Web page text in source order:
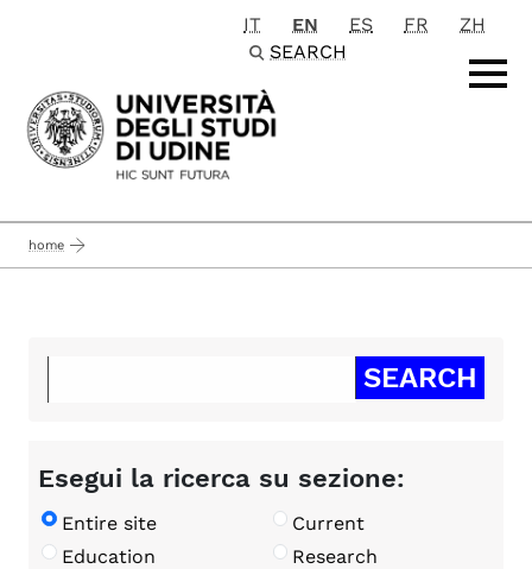
Passa al contenuto principale
IT EN ES FR
ZH
SEARCH
home
Esegui la ricerca su sezione:
Entire site
Current
Education
Research